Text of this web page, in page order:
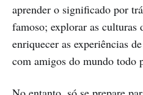
aprender o significado por
famoso; explorar as culturas
enriquecer as experiências
com amigos do mundo todo